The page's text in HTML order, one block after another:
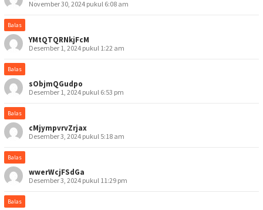
November 30, 2024 pukul 6:08 am
Balas
YMtQTQRNkjFcM
Desember 1, 2024 pukul 1:22 am
Balas
sObjmQGudpo
Desember 1, 2024 pukul 6:53 pm
Balas
cMjympvrvZrjax
Desember 3, 2024 pukul 5:18 am
Balas
wwerWcjFSdGa
Desember 3, 2024 pukul 11:29 pm
Balas